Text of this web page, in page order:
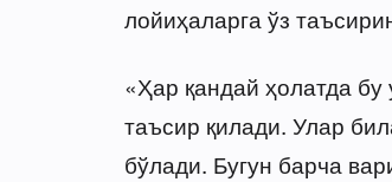
лойиҳаларга ўз
«Ҳар қандай ҳолатда
таъсир қилади. Улар
бўлади. Бугун барча